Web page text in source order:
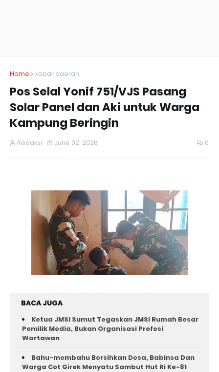
Home kabar daerah
Pos Selal Yonif 751/VJS Pasang
Solar Panel dan Aki untuk Warga
Kampung Beringin
Redaksi June 02, 2026 0
BACA JUGA
Ketua JMSI Sumut Tegaskan JMSI Rumah Besar
Pemilik Media, Bukan Organisasi Profesi
Wartawan
Bahu-membahu Bersihkan Desa, Babinsa Dan
Warga Cot Girek Menyatu Sambut Hut Ri Ke-81 ‎